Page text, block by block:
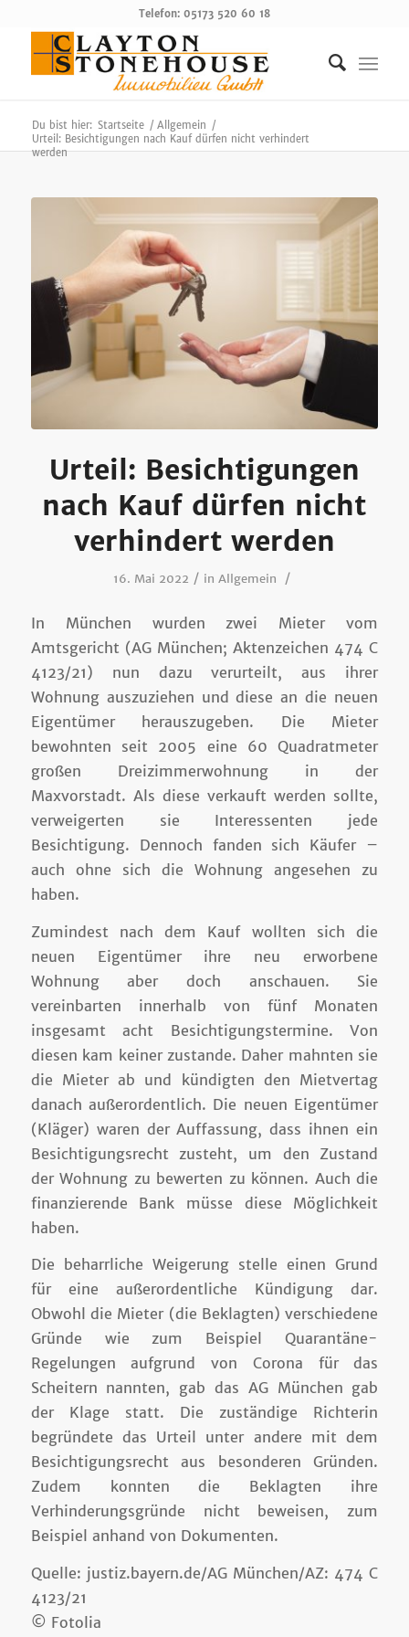
Telefon: 05173 520 60 18
Du bist hier: Startseite / Allgemein /
Urteil: Besichtigungen nach Kauf dürfen nicht verhindert
werden
Urteil: Besichtigungen
nach Kauf dürfen nicht
verhindert werden
16. Mai 2022 / inAllgemein /
In München wurden zwei Mieter vom
Amtsgericht (AG München; Aktenzeichen 474 C
4123/21) nun dazu verurteilt, aus ihrer
Wohnung auszuziehen und diese an die neuen
Eigentümer herauszugeben. Die Mieter
bewohnten seit 2005 eine 60 Quadratmeter
großen Dreizimmerwohnung in der
Maxvorstadt. Als diese verkauft werden sollte,
verweigerten sie Interessenten jede
Besichtigung. Dennoch fanden sich Käufer –
auch ohne sich die Wohnung angesehen zu
haben.
Zumindest nach dem Kauf wollten sich die
neuen Eigentümer ihre neu erworbene
Wohnung aber doch anschauen. Sie
vereinbarten innerhalb von fünf Monaten
insgesamt acht Besichtigungstermine. Von
diesen kam keiner zustande. Daher mahnten sie
die Mieter ab und kündigten den Mietvertag
danach außerordentlich. Die neuen Eigentümer
(Kläger) waren der Auffassung, dass ihnen ein
Besichtigungsrecht zusteht, um den Zustand
der Wohnung zu bewerten zu können. Auch die
finanzierende Bank müsse diese Möglichkeit
haben.
Die beharrliche Weigerung stelle einen Grund
für eine außerordentliche Kündigung dar.
Obwohl die Mieter (die Beklagten) verschiedene
Gründe wie zum Beispiel Quarantäne-
Regelungen aufgrund von Corona für das
Scheitern nannten, gab das AG München gab
der Klage statt. Die zuständige Richterin
begründete das Urteil unter andere mit dem
Besichtigungsrecht aus besonderen Gründen.
Zudem konnten die Beklagten ihre
Verhinderungsgründe nicht beweisen, zum
Beispiel anhand von Dokumenten.
Quelle: justiz.bayern.de/AG München/AZ: 474 C
4123/21
© Fotolia